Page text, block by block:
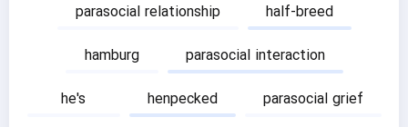
parasocial relationship
half-breed
hamburg
parasocial interaction
he's
henpecked
parasocial grief